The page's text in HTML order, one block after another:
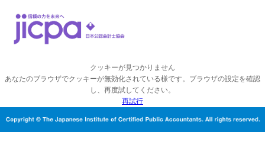
クッキーが見つかりません
あなたのブラウザでクッキーが無効化されている様です。ブラウザの設定を確認
し、再度試してください。
再試行